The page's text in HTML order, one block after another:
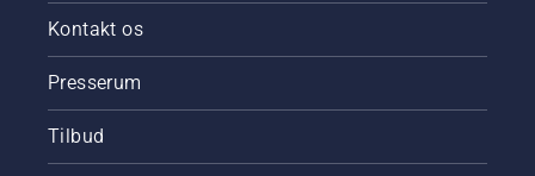
Kontakt os
Presserum
Tilbud